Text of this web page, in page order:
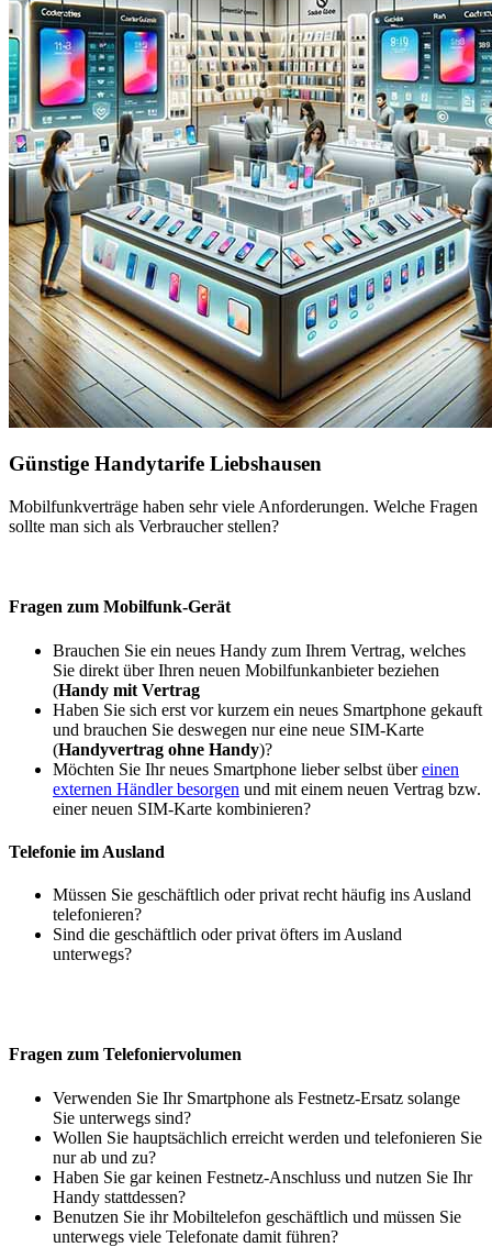
Günstige Handytarife Liebshausen
Mobilfunkverträge haben sehr viele Anforderungen. Welche Fragen
sollte man sich als Verbraucher stellen?
Fragen zum Mobilfunk-Gerät
Brauchen Sie ein neues Handy zum Ihrem Vertrag, welches
Sie direkt über Ihren neuen Mobilfunkanbieter beziehen
(Handy mit Vertrag
Haben Sie sich erst vor kurzem ein neues Smartphone gekauft
und brauchen Sie deswegen nur eine neue SIM-Karte
(Handyvertrag ohne Handy)?
Möchten Sie Ihr neues Smartphone lieber selbst übereinen
externen Händler besorgen und mit einem neuen Vertrag bzw.
einer neuen SIM-Karte kombinieren?
Telefonie im Ausland
Müssen Sie geschäftlich oder privat recht häufig ins Ausland
telefonieren?
Sind die geschäftlich oder privat öfters im Ausland
unterwegs?
Fragen zum Telefoniervolumen
Verwenden Sie Ihr Smartphone als Festnetz-Ersatz solange
Sie unterwegs sind?
Wollen Sie hauptsächlich erreicht werden und telefonieren Sie
nur ab und zu?
Haben Sie gar keinen Festnetz-Anschluss und nutzen Sie Ihr
Handy stattdessen?
Benutzen Sie ihr Mobiltelefon geschäftlich und müssen Sie
unterwegs viele Telefonate damit führen?